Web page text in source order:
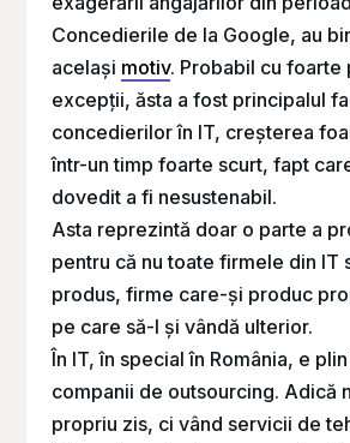
Concedierile de la Google, au
același motiv. Probabil cu foarte
excepții, ăsta a fost principalul
concedierilor în IT, creșterea
într-un timp foarte scurt, fapt
dovedit a fi nesustenabil.
Asta reprezintă doar o parte a
pentru că nu toate firmele din IT
produs, firme care-și produc
pe care să-l și vândă ulterior.
În IT, în special în România, e
companii de outsourcing. Adică
propriu zis, ci vând servicii de